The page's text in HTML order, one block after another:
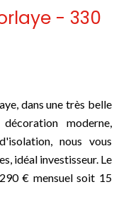
- 330
dans une très belle
moderne,
nous vous
idéal investisseur. Le
€ mensuel soit 15